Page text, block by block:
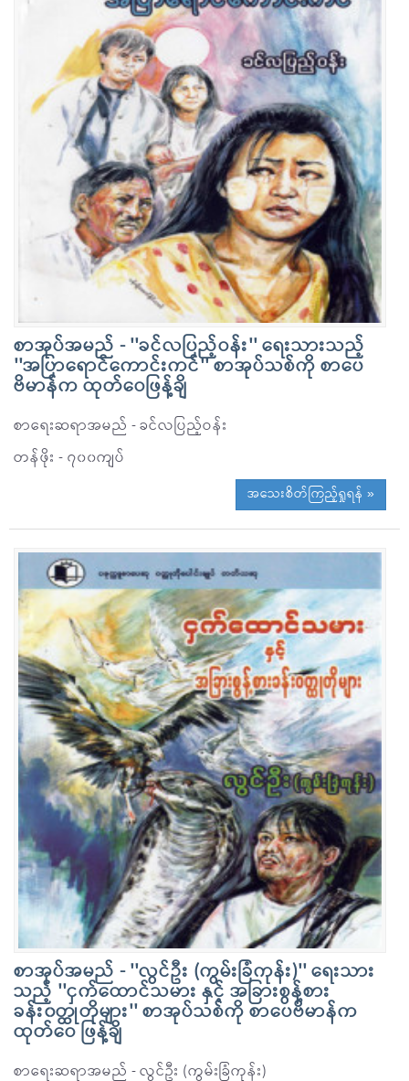
စာအုပ်အမည် - ''ခင်လပြည့်ဝန်း'' ရေးသားသည့်
''အပြာရောင်ကောင်းကင်'' စာအုပ်သစ်ကို စာပေ
ဗိမာန်က ထုတ်ဝေဖြန့်ချိ
စာရေးဆရာအမည် - ခင်လပြည့်ဝန်း
တန်ဖိုး - ၇၀၀ကျပ်
အသေးစိတ်ကြည့်ရှုရန် »
စာအုပ်အမည် - ''လွင်ဦး (ကွမ်းခြံကုန်း)'' ရေးသား
သည့် ''ငှက်ထောင်သမား နှင့် အခြားစွန့်စား
ခန်း၀တ္ထုတိုများ'' စာအုပ်သစ်ကို စာပေဗိမာန်က
ထုတ်ဝေ ဖြန့်ချိ
စာရေးဆရာအမည် - လွင်ဦး (ကွမ်းခြံကုန်း)